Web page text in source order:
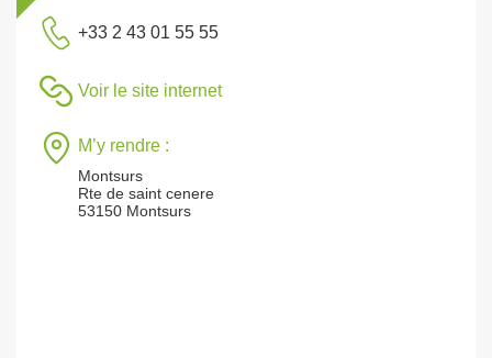
+33 2 43 01 55 55
Voir le site internet
M’y rendre :
Montsurs
Rte de saint cenere
53150 Montsurs